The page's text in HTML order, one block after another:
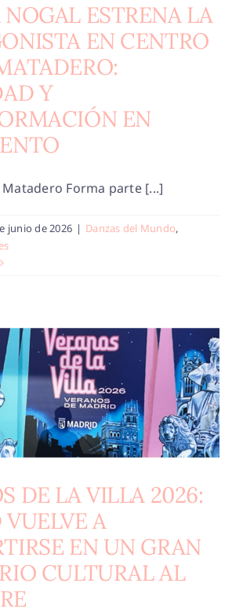
ESTRENA LA
EN CENTRO
Y
EN
Forma parte [...]
junio de 2026 | Danzas del Mundo,
DE LA VILLA 2026:
A
EN UN GRAN
CULTURAL AL